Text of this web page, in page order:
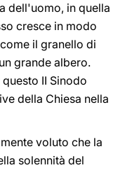
dell'uomo, in quella
cresce in modo
il granello di
grande albero.
II Sinodo
della Chiesa nella
voluto che la
solennità del